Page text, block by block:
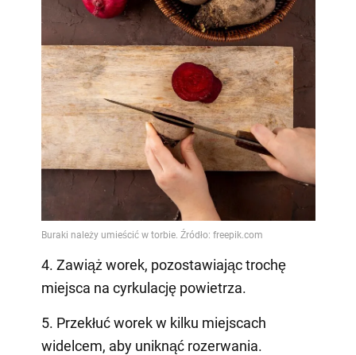
4. Zawiąż worek, pozostawiając trochę
miejsca na cyrkulację powietrza.
5. Przekłuć worek w kilku miejscach
widelcem, aby uniknąć rozerwania.